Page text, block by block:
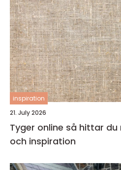
inspiration
21. July 2026
Tyger online så hittar du rätt kvalitet, pris
och inspiration